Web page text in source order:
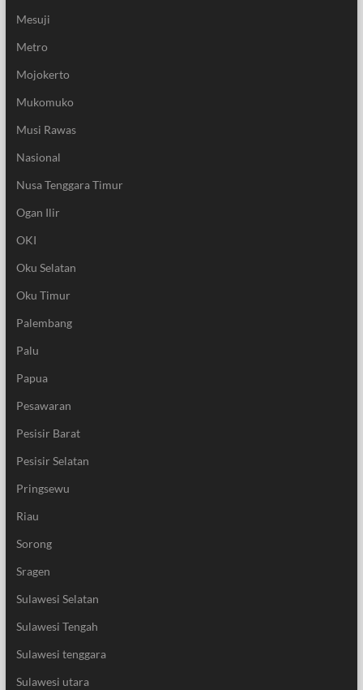
Mesuji
Metro
Mojokerto
Mukomuko
Musi Rawas
Nasional
Nusa Tenggara Timur
Ogan Ilir
OKI
Oku Selatan
Oku Timur
Palembang
Palu
Papua
Pesawaran
Pesisir Barat
Pesisir Selatan
Pringsewu
Riau
Sorong
Sragen
Sulawesi Selatan
Sulawesi Tengah
Sulawesi tenggara
Sulawesi utara